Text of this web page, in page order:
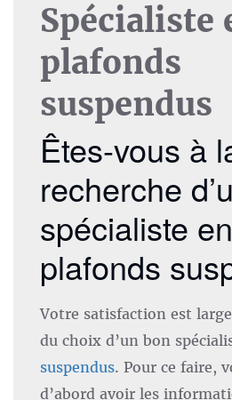
Spécialiste
plafonds
suspendus
Êtes-vous à
recherche
spécialiste en
plafonds
Votre satisfaction est
du choix d’un bon
suspendus. Pour ce faire,
d’abord avoir les